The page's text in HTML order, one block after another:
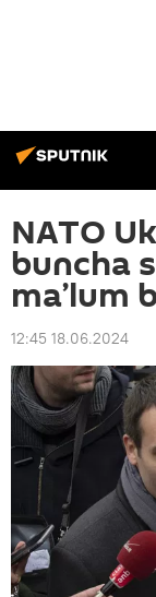
NATO
buncha
ma’lum
12:45 18.06.2024